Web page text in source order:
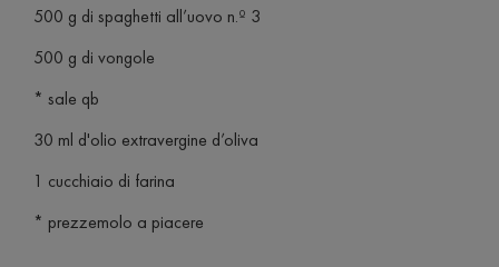
500 g di spaghetti all’uovo n.º 3
500 g di vongole
* sale qb
30 ml d'olio extravergine d’oliva
1 cucchiaio di farina
* prezzemolo a piacere